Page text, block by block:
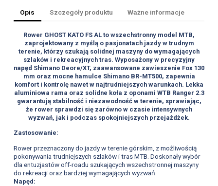
Opis Szczegóły produktu Ważne informacje
Rower GHOST KATO FS AL to wszechstronny model MTB,
zaprojektowany z myślą o pasjonatach jazdy w trudnym
terenie, którzy szukają solidnej maszyny do wymagających
szlaków i rekreacyjnych tras. Wyposażony w precyzyjny
napęd Shimano Deore/XT, zaawansowane zawieszenie Fox 130
mm oraz mocne hamulce Shimano BR-MT500, zapewnia
komfort i kontrolę nawet w najtrudniejszych warunkach. Lekka
aluminiowa rama oraz solidne koła z oponami WTB Ranger 2.3
gwarantują stabilność i niezawodność w terenie, sprawiając,
że rower sprawdzi się zarówno w czasie intensywnych
wyzwań, jak i podczas spokojniejszych przejażdżek.
Zastosowanie:
Rower przeznaczony do jazdy w terenie górskim, z możliwością
pokonywania trudniejszych szlaków i tras MTB. Doskonały wybór
dla entuzjastów off-roadu szukających wszechstronnej maszyny
do rekreacji oraz bardziej wymagających wyzwań.
Napęd: